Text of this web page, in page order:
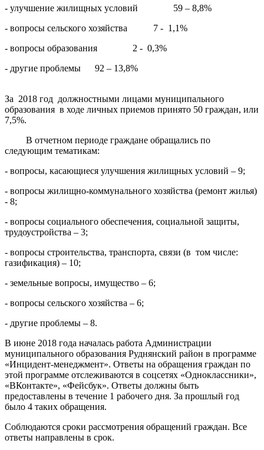
- улучшение жилищных условий 59 – 8,8%
- вопросы сельского хозяйства 7 - 1,1%
- вопросы образования 2 - 0,3%
- другие проблемы 92 – 13,8%
За 2018 год должностными лицами муниципального
образования в ходе личных приемов принято 50 граждан, или
7,5%.
В отчетном периоде граждане обращались по
следующим тематикам:
- вопросы, касающиеся улучшения жилищных условий – 9;
- вопросы жилищно-коммунального хозяйства (ремонт жилья)
- 8;
- вопросы социального обеспечения, социальной защиты,
трудоустройства – 3;
- вопросы строительства, транспорта, связи (в том числе:
газификация) – 10;
- земельные вопросы, имущество – 6;
- вопросы сельского хозяйства – 6;
- другие проблемы – 8.
В июне 2018 года началась работа Администрации
муниципального образования Руднянский район в программе
«Инцидент-менеджмент». Ответы на обращения граждан по
этой программе отслеживаются в соцсетях «Одноклассники»,
«ВКонтакте», «Фейсбук». Ответы должны быть
предоставлены в течение 1 рабочего дня. За прошлый год
было 4 таких обращения.
Соблюдаются сроки рассмотрения обращений граждан. Все
ответы направлены в срок.